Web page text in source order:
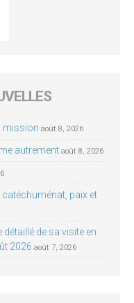
mission août 8, 2026
autrement août 8, 2026
catéchuménat, paix et
de sa visite en
2026 août 7, 2026